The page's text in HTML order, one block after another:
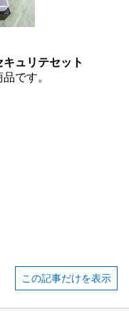
ュリテセット
です。
この記事だけを表示